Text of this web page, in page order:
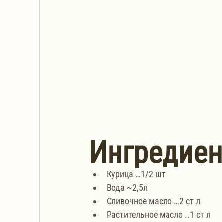
Курица …1/2 шт
Вода ~2,5л
Сливочное масло …2 ст л
Растительное масло ..1 ст л